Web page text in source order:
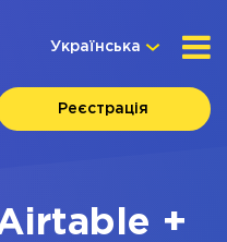
Українська
Реєстрація
Airtable +